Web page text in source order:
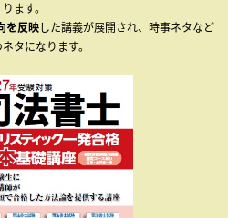
ります。
を反映した講義が展開され、時事ネタなど
タになります。